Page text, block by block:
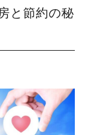
と節約の秘